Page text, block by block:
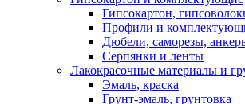
Гипсокартон,
Профили и
Дюбели, саморезы,
Серпянки и ленты
Лакокрасочные материалы и
Эмаль, краска
Грунт-эмаль, грунтовка